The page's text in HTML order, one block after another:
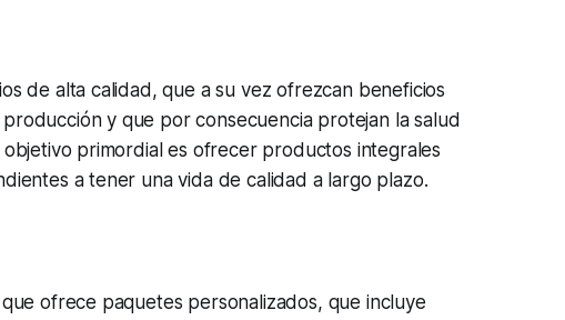
de alta calidad, que a su vez ofrezcan beneficios
y que por consecuencia protejan la salud
primordial es ofrecer productos integrales
a tener una vida de calidad a largo plazo.
ofrece paquetes personalizados, que incluye